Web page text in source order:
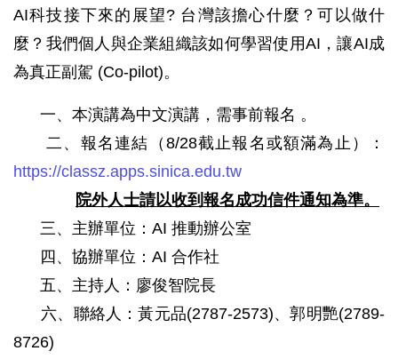
AI科技接下來的展望? 台灣該擔心什麼？可以做什
麼？我們個人與企業組織該如何學習使用AI，讓AI成
為真正副駕 (Co-pilot)。
一、本演講為中文演講，需事前報名 。
二、報名連結（8/28截止報名或額滿為止）：
https://classz.apps.sinica.edu.tw
院外人士請以收到報名成功信件通知為準。
三、主辦單位：AI 推動辦公室
四、協辦單位：AI 合作社
五、主持人：廖俊智院長
六、聯絡人：黃元品(2787-2573)、郭明艷(2789-
8726)